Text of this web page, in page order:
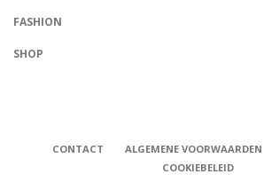
FASHION
SHOP
CONTACT ALGEMENE VOORWAARDEN
COOKIEBELEID